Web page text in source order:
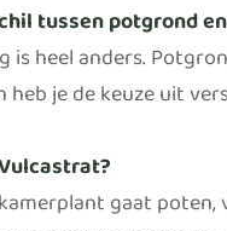
tussen potgrond
is heel anders.
heb je de keuze uit
gaat